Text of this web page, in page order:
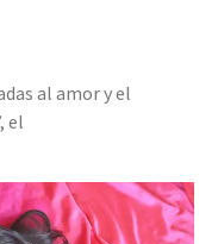
al amor y el
el